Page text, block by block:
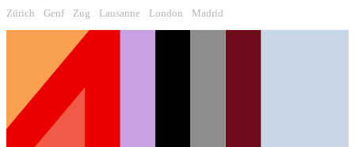
Zürich
Genf Zug Lausanne London Madrid